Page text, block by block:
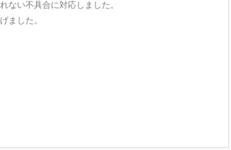
ない不具合に対応しました。
ました。